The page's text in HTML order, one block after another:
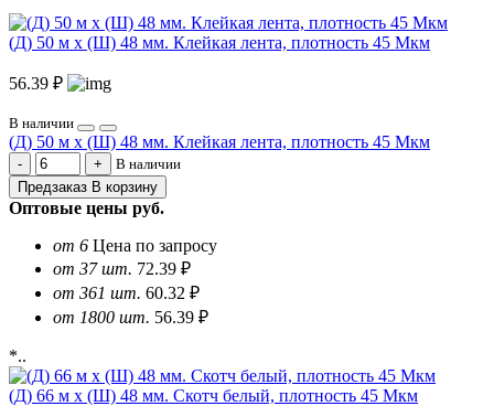
(Д) 50 м х (Ш) 48 мм. Клейкая лента, плотность 45 Мкм
56.39 ₽
В наличии
(Д) 50 м х (Ш) 48 мм. Клейкая лента, плотность 45 Мкм
В наличии
Предзаказ В корзину
Оптовые цены руб.
от 6 Цена по запросу
от 37 шт. 72.39 ₽
от 361 шт. 60.32 ₽
от 1800 шт. 56.39 ₽
*..
(Д) 66 м х (Ш) 48 мм. Скотч белый, плотность 45 Мкм